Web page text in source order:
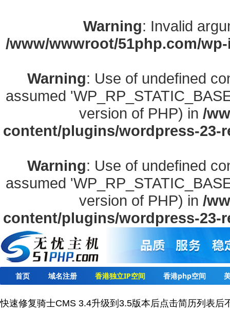
Warning: Invalid
/www/wwwroot/51php.com/
Warning: Use of undefined
assumed
version of PHP) in /
content/plugins/wordpress-
Warning: Use of undefined
assumed
version of PHP) in /
content/plugins/wordpress-
naughty
sex
mecum.porn
girl
naked
porn
videos
indiansexmovies.mobi
HD
Indian
Women首页 域名注册 香港独立IP空间 香港php空间
快速修复骑士CMS 3.4升级到3.5版本后点击简历列表后